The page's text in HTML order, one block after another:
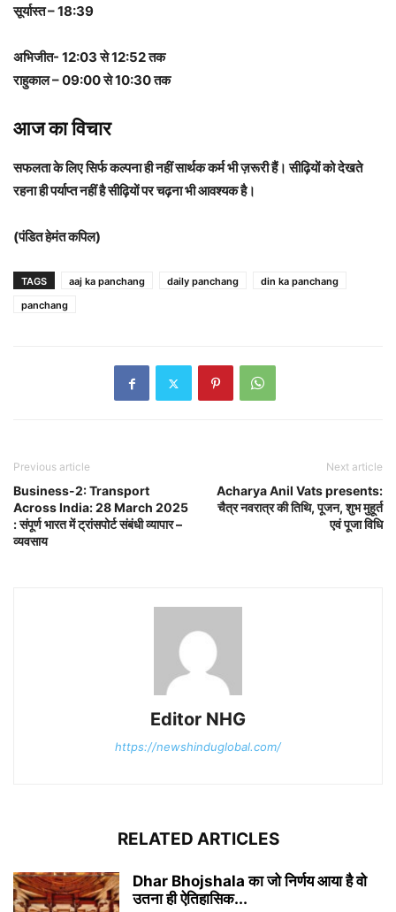
सूर्यास्त – 18:39
अभिजीत- 12:03 से 12:52 तक
राहुकाल – 09:00 से 10:30 तक
आज का विचार
सफलता के लिए सिर्फ कल्पना ही नहीं सार्थक कर्म भी ज़रूरी हैं। सीढ़ियों को देखते
रहना ही पर्याप्त नहीं है सीढ़ियों पर चढ़ना भी आवश्यक है।
(पंडित हेमंत कपिल)
TAGS aaj ka panchang daily panchang
din ka panchang
panchang
Previous article
Business-2: Transport
Across India: 28 March 2025
: संपूर्ण भारत में ट्रांसपोर्ट संबंधी व्यापार –
व्यवसाय
Next article
Acharya Anil Vats presents:
चैत्र नवरात्र की तिथि, पूजन, शुभ मुहूर्त
एवं पूजा विधि
Editor NHG
https://newshinduglobal.com/
RELATED ARTICLES
Dhar Bhojshala का जो निर्णय आया है वो
उतना ही ऐतिहासिक...